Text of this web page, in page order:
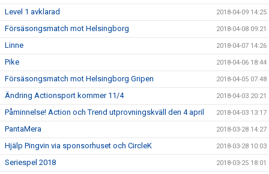
Level 1 avklarad 2018-04-09 14:25
Försäsongsmatch mot Helsingborg 2018-04-08 09:21
Linne 2018-04-07 14:26
Pike 2018-04-06 18:44
Försäsongsmatch mot Helsingborg Gripen 2018-04-05 07:48
Ändring Actionsport kommer 11/4 2018-04-03 20:21
Påminnelse! Action och Trend utprovningskväll den 4 april 2018-04-03 13:17
PantaMera 2018-03-28 14:27
Hjälp Pingvin via sponsorhuset och CircleK 2018-03-28 10:03
Seriespel 2018 2018-03-25 18:01